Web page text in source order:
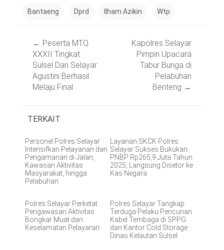
Bantaeng Dprd Ilham Azikin Wtp
navigation
← Peserta MTQ
XXXII Tingkat
Sulsel Dari Selayar
Agustini Berhasil
Melaju Final
Kapolres Selayar
Pimpin Upacara
Tabur Bunga di
Pelabuhan
Benteng →
TERKAIT
Personel Polres Selayar
Intensifkan Pelayanan dan
Pengamanan di Jalan,
Kawasan Aktivitas
Masyarakat, hingga
Pelabuhan
Layanan SKCK Polres
Selayar Sukses Bukukan
PNBP Rp265,9 Juta Tahun
2025, Langsung Disetor ke
Kas Negara
Polres Selayar Perketat
Pengawasan Aktivitas
Bongkar Muat dan
Keselamatan Pelayaran
Polres Selayar Tangkap
Terduga Pelaku Pencurian
Kabel Tembaga di SPPG
dan Kantor Cold Storage
Dinas Kelautan Sulsel